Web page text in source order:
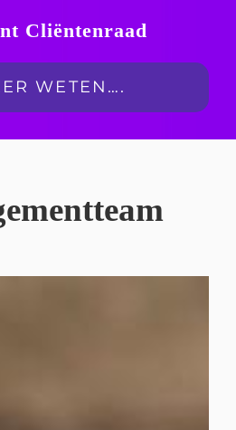
Cliëntenraad
WETEN….